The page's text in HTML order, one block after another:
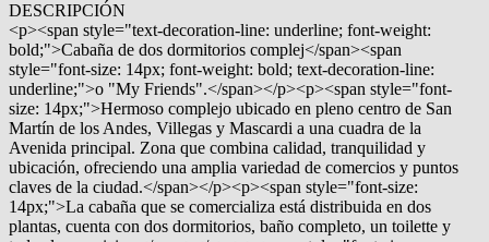
DESCRIPCIÓN
<p><span style="text-decoration-line: underline; font-weight:
bold;">Cabaña de dos dormitorios complej</span><span
style="font-size: 14px; font-weight: bold; text-decoration-line:
underline;">o "My Friends".</span></p><p><span style="font-
size: 14px;">Hermoso complejo ubicado en pleno centro de San
Martín de los Andes, Villegas y Mascardi a una cuadra de la
Avenida principal. Zona que combina calidad, tranquilidad y
ubicación, ofreciendo una amplia variedad de comercios y puntos
claves de la ciudad.</span></p><p><span style="font-size:
14px;">La cabaña que se comercializa está distribuida en dos
plantas, cuenta con dos dormitorios, baño completo, un toilette y